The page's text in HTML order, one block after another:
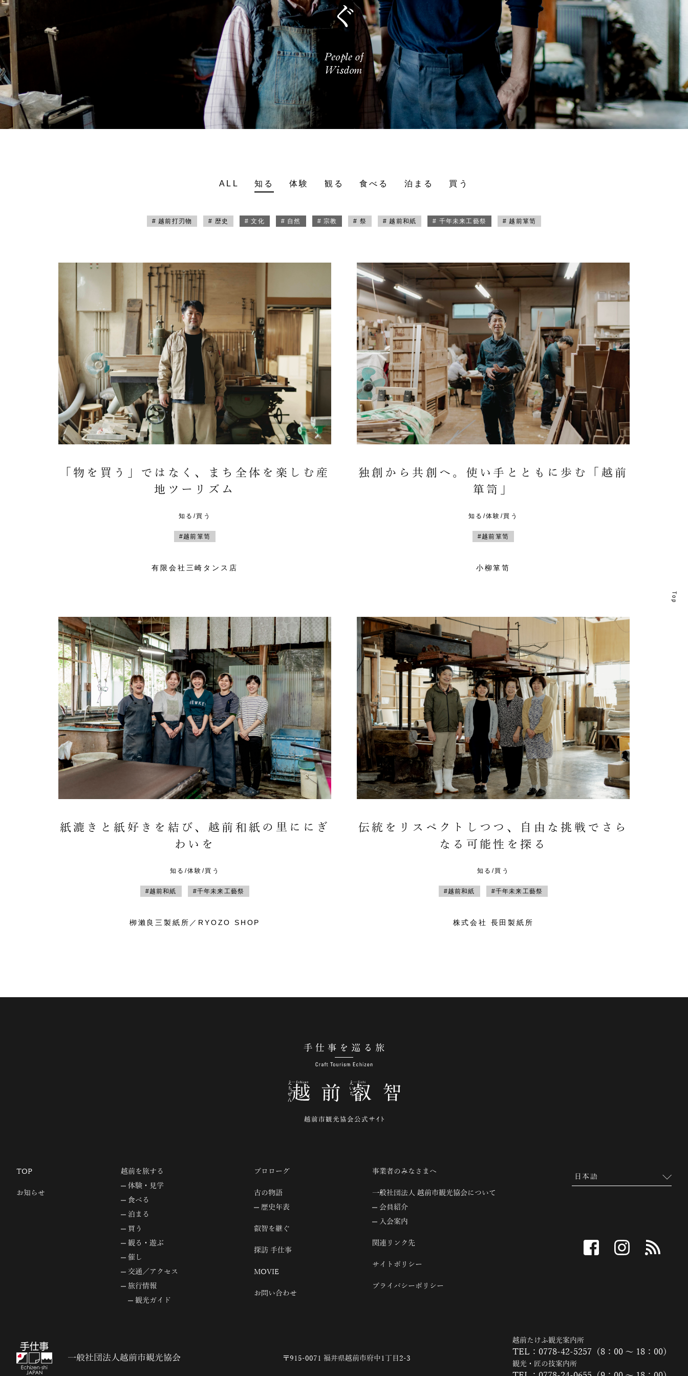
ALL 知る 体験 観る 食べる 泊まる 買う
# 越前打刃物 # 歴史 # 文化 # 自然 # 宗教 # 祭 # 越前和紙 # 千年未来工藝祭 # 越前箪笥
「物を買う」ではなく、まち全体を楽しむ産
地ツーリズム
知る/買う
#越前箪笥
有限会社三崎タンス店
独創から共創へ。使い手とともに歩む「越前
箪笥」
知る/体験/買う
#越前箪笥
小柳箪笥
紙漉きと紙好きを結び、越前和紙の里ににぎ
わいを
知る/体験/買う
#越前和紙 #千年未来工藝祭
栁瀨良三製紙所／RYOZO SHOP
伝統をリスペクトしつつ、自由な挑戦でさら
なる可能性を探る
知る/買う
#越前和紙 #千年未来工藝祭
株式会社 長田製紙所
TOP
お知らせ
越前を旅する
体験・見学
食べる
泊まる
買う
観る・遊ぶ
催し
交通／アクセス
旅行情報
観光ガイド
プロローグ
古の物語
歴史年表
叡智を継ぐ
探訪 手仕事
MOVIE
お問い合わせ
事業者のみなさまへ
一般社団法人 越前市観光協会について
会員紹介
入会案内
関連リンク先
サイトポリシー
プライバシーポリシー
facebook instagram
一般社団法人越前市観光協会 〒915-0071 福井県越前市府中1丁目2-3
越前たけふ観光案内所
TEL：0778-42-5257（8：00 ～ 18：00）
観光・匠の技案内所